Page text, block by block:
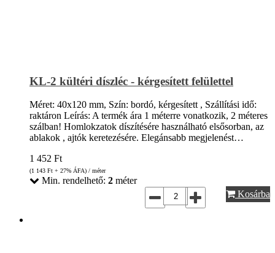
KL-2 kültéri díszléc - kérgesített felülettel
Méret: 40x120 mm, Szín: bordó, kérgesített , Szállítási idő:
raktáron Leírás: A termék ára 1 méterre vonatkozik, 2 méteres
szálban! Homlokzatok díszítésére használható elsősorban, az
ablakok , ajtók keretezésére. Elegánsabb megjelenést…
1 452 Ft
(1 143 Ft + 27% ÁFA) / méter
Min. rendelhető: 2 méter
Kosárba